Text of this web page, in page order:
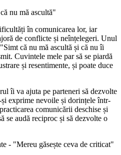
nu mă ascultă"
în comunicarea lor, iar
de conflicte și neînțelegeri. Unul
că nu mă ascultă și că nu îi
Cuvintele mele par să se piardă
și resentimente, și poate duce
îi va ajuta pe parteneri să dezvolte
exprime nevoile și dorințele într-
comunicării deschise și
se audă reciproc și să dezvolte o
- "Mereu găsește ceva de criticat"